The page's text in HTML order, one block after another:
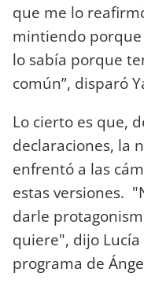
que me lo
mintiendo
lo sabía porque
común”, disparó
Lo cierto es que,
declaraciones, la
enfrentó a las
estas versiones.
darle
quiere", dijo
programa de